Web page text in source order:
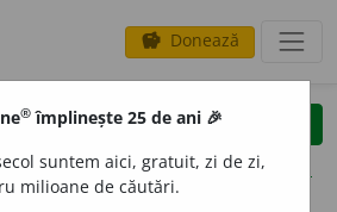
savings Donează
clear
opțiuni
® împlinește 25 de ani 🎉
suntem aici, gratuit, zi de zi,
milioane de căutări.